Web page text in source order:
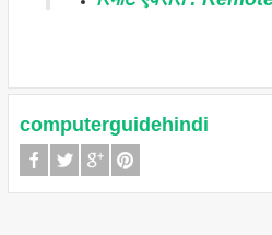
computerguidehindi